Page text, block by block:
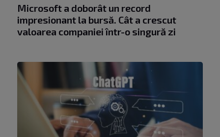
Microsoft a doborât un record
impresionant la bursă. Cât a crescut
valoarea companiei într-o singură zi